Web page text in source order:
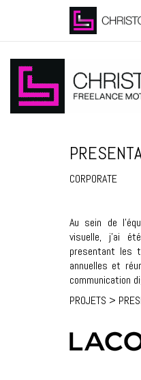
CORPORATE
Au sein de
visuelle, j’ai
presentant les
annuelles et
communication
PROJETS >